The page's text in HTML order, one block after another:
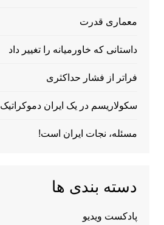
معماری قدرت
داستانی که خاورمیانه را تغییر داد
فراتر از فشار حداکثری
سکولاریسم در یک ایران دموکراتیک
مسئله، نجات ایران است!
دسته بندی ها
پادکست ویدیو